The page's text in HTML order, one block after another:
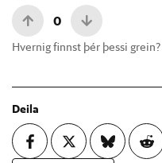
0
Hvernig finnst þér þessi grein?
Deila